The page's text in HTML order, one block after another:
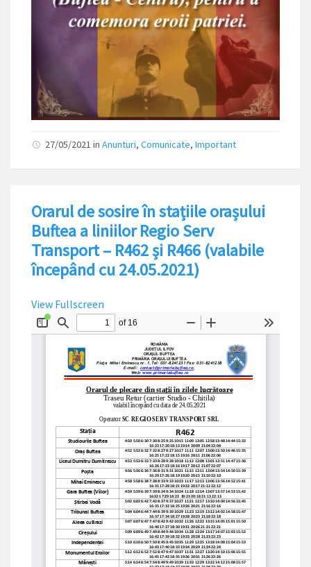
27/05/2021 in Anunturi, Comunicate, Important
Orarul de sosire în stațiile orașului
Buftea a liniilor Regio Serv
Transport – R462 și R466 (valabile
începând cu 24.05.2021)
View Fullscreen